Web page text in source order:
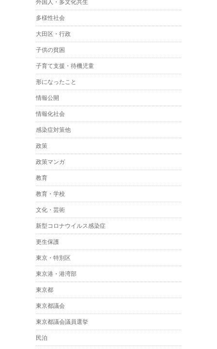
外国人・多文化共生
多様性社会
大田区・行政
子供の貧困
子育て支援・待機児童
形になったこと
情報公開
情報化社会
感染症対策他
政策
政策マンガ
教育
教育・学校
文化・芸術
新型コロナウイルス感染症
更生保護
東京・特別区
東京港・港湾部
東京都
東京都議会
東京都議会議員選挙
民泊